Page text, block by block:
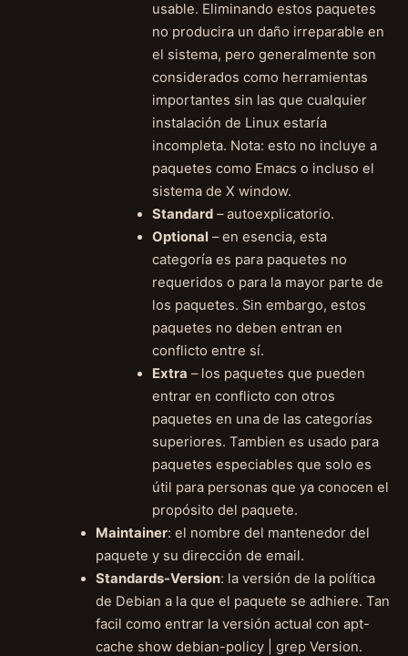
usable. Eliminando estos paquetes
no producira un daño irreparable en
el sistema, pero generalmente son
considerados como herramientas
importantes sin las que cualquier
instalación de Linux estaría
incompleta. Nota: esto no incluye a
paquetes como Emacs o incluso el
sistema de X window.
Standard – autoexplicatorio.
Optional – en esencia, esta
categoría es para paquetes no
requeridos o para la mayor parte de
los paquetes. Sin embargo, estos
paquetes no deben entran en
conflicto entre sí.
Extra – los paquetes que pueden
entrar en conflicto con otros
paquetes en una de las categorías
superiores. Tambien es usado para
paquetes especiables que solo es
útil para personas que ya conocen el
propósito del paquete.
Maintainer: el nombre del mantenedor del
paquete y su dirección de email.
Standards-Version: la versión de la política
de Debian a la que el paquete se adhiere. Tan
facil como entrar la versión actual con apt-
cache show debian-policy | grep Version.